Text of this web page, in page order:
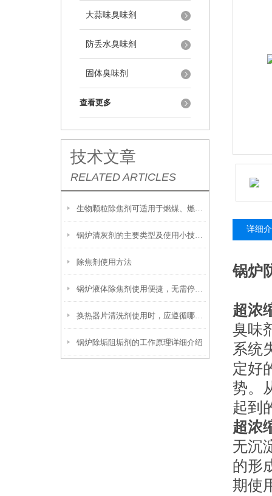
大蒜味臭味剂
防丢水臭味剂
固体臭味剂
查看更多
技术文章
RELATED ARTICLES
生物颗粒除焦剂可适用于燃煤、燃油及生物质混燃锅炉的定期除焦
锅炉清灰剂的主要类型及使用小技巧分享
除焦剂使用方法
锅炉液体除焦剂使用便捷，无需停炉即可在线投加
换热器片清洗剂使用时，应遵循哪些步骤？
锅炉除垢阻垢剂的工作原理详细介绍
详细
锅炉
超浓
臭味
系统
定好
势。
起到
超浓
无沉
的形
期使